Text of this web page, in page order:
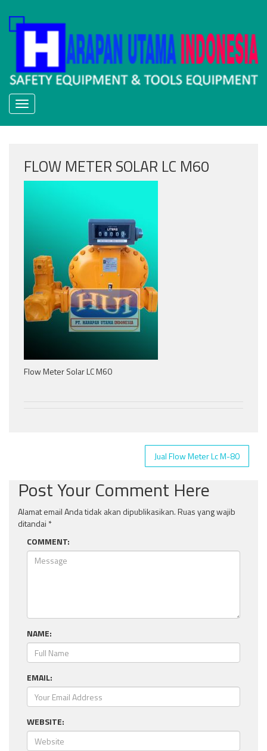
content
FLOW METER SOLAR LC M60
Flow Meter Solar LC M60
pos
Jual Flow Meter Lc M-80
Post Your Comment Here
Alamat email Anda tidak akan dipublikasikan.Ruas yang wajib
ditandai *
COMMENT:
NAME:
EMAIL:
WEBSITE: